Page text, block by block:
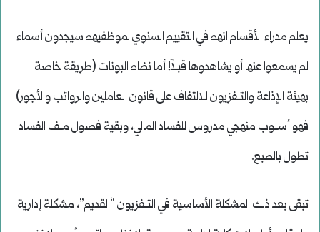
يعلم مدراء الأقسام انهم في التقييم السنوي لموظفيهم سيجدون أسماء
لم يسمعوا عنها أو يشاهدوها قبلاً! أما نظام البونات (طريقة خاصة
بهيئة الإذاعة والتلفزيون للالتفاف على قانون العاملين والرواتب والأجور)
فهو أسلوب منهجي مدروس للفساد المالي، وبقية فصول ملف الفساد
تطول بالطبع.
تبقى بعد ذلك المشكلة الأساسية في التلفزيون “القديم”، مشكلة إدارية